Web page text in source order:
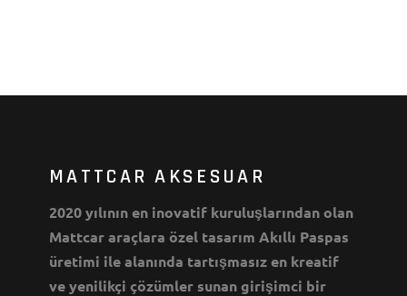
MATTCAR AKSESUAR
2020 yılının en inovatif kuruluşlarından olan
Mattcar araçlara özel tasarım Akıllı Paspas
üretimi ile alanında tartışmasız en kreatif
ve yenilikçi çözümler sunan girişimci bir